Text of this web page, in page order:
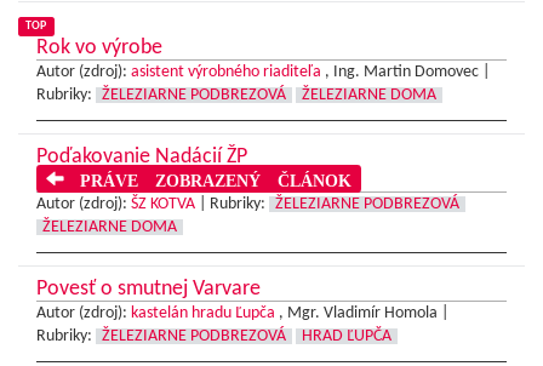
TOP
Rok vo výrobe
Autor (zdroj): asistent výrobného riaditeľa , Ing. Martin Domovec |
Rubriky:
ŽELEZIARNE PODBREZOVÁ ŽELEZIARNE DOMA
Poďakovanie Nadácií ŽP
PRÁVE ZOBRAZENÝ ČLÁNOK
Autor (zdroj): ŠZ KOTVA Rubriky:
ŽELEZIARNE PODBREZOVÁ
ŽELEZIARNE DOMA
Povesť o smutnej Varvare
Autor (zdroj): kastelán hradu Ľupča , Mgr. Vladimír Homola |
Rubriky:
ŽELEZIARNE PODBREZOVÁ HRAD ĽUPČA